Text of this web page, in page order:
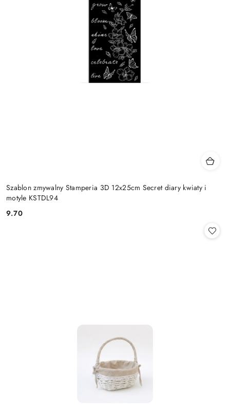
Szablon zmywalny Stamperia 3D 12x25cm Secret diary kwiaty i
motyle KSTDL94
Cena:
9.70